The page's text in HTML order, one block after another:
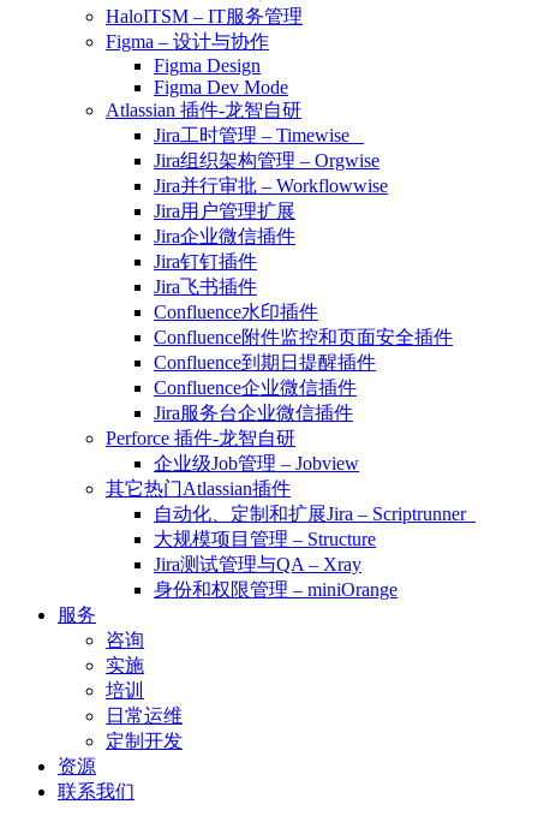
HaloITSM – IT服务管理
Figma – 设计与协作
Figma Design
Figma Dev Mode
Atlassian 插件-龙智自研
Jira工时管理 – Timewise
Jira组织架构管理 – Orgwise
Jira并行审批 – Workflowwise
Jira用户管理扩展
Jira企业微信插件
Jira钉钉插件
Jira飞书插件
Confluence水印插件
Confluence附件监控和页面安全插件
Confluence到期日提醒插件
Confluence企业微信插件
Jira服务台企业微信插件
Perforce 插件-龙智自研
企业级Job管理 – Jobview
其它热门Atlassian插件
自动化、定制和扩展Jira – Scriptrunner
大规模项目管理 – Structure
Jira测试管理与QA – Xray
身份和权限管理 – miniOrange
服务
咨询
实施
培训
日常运维
定制开发
资源
联系我们